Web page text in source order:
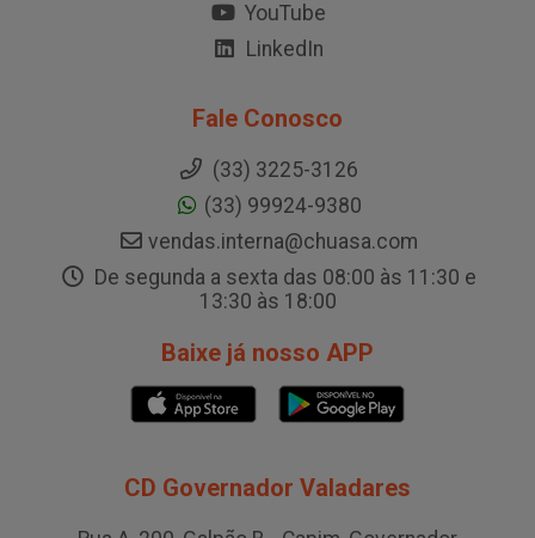
YouTube
LinkedIn
Fale Conosco
(33) 3225-3126
(33) 99924-9380
vendas.interna@chuasa.com
De segunda a sexta das 08:00 às 11:30 e
13:30 às 18:00
Baixe já nosso APP
CD Governador Valadares